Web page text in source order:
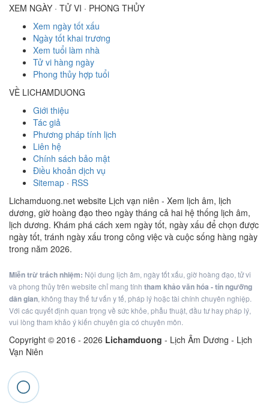
XEM NGÀY · TỬ VI · PHONG THỦY
Xem ngày tốt xấu
Ngày tốt khai trương
Xem tuổi làm nhà
Tử vi hàng ngày
Phong thủy hợp tuổi
VỀ LICHAMDUONG
Giới thiệu
Tác giả
Phương pháp tính lịch
Liên hệ
Chính sách bảo mật
Điều khoản dịch vụ
Sitemap · RSS
Lichamduong.net website Lịch vạn niên - Xem lịch âm, lịch
dương, giờ hoàng đạo theo ngày tháng cả hai hệ thống lịch âm,
lịch dương. Khám phá cách xem ngày tốt, ngày xấu để chọn được
ngày tốt, tránh ngày xấu trong công việc và cuộc sống hàng ngày
trong năm 2026.
Miễn trừ trách nhiệm: Nội dung lịch âm, ngày tốt xấu, giờ hoàng đạo, tử vi
và phong thủy trên website chỉ mang tính tham khảo văn hóa - tín ngưỡng
dân gian, không thay thế tư vấn y tế, pháp lý hoặc tài chính chuyên nghiệp.
Với các quyết định quan trọng về sức khỏe, phẫu thuật, đầu tư hay pháp lý,
vui lòng tham khảo ý kiến chuyên gia có chuyên môn.
Copyright © 2016 - 2026 Lichamduong - Lịch Âm Dương - Lịch
Vạn Niên